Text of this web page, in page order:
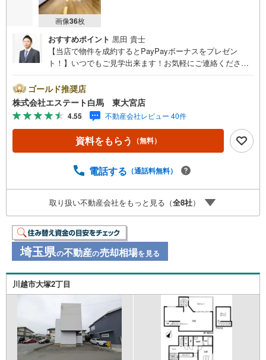
画像36枚
おすすめポイント 黒田 貴士
【当店で物件を成約するとPayPayボーナスをプレゼン
ト！】いつでもご見学出来ます！お気軽にご連絡くださ
来店しやすい店舗です。お気軽にお立ち寄り下さい。～人
気のリモート見学・リモート相談サービス～・小さいお子
様や家事で外出できない、天気が悪く外出したくない時・L
INEやZOOMなど無料のアプリですぐにご利用いただけま
す・リモート見学はスタッフがご興味ある物件の現地から
映像をお届けします・写真では伝わりにくい「空気感」や
しっかり確認できます・リモート相談は第三者による住宅
対1で・バーチャル背景でプライバシーも安心・忙しいパー
トナーに変わって予め確認も・別々の場所から家族みんな
で参加もできます・お気軽にご相談下さい～営業時間～9:3
0～18:30こちらのお時間でしたらお電話でのお問合せがス
ムーズですお気軽にお問合せください
ゴールド推奨店
株式会社エステート白馬 東大宮店
4.55 不動産会社レビュー 40件
資料をもらう （無料）
電話する （通話料無料）
取り扱い不動産会社をもっと見る（全8社）
埼玉県の不動産の売却相場を見る
川越市大塚2丁目